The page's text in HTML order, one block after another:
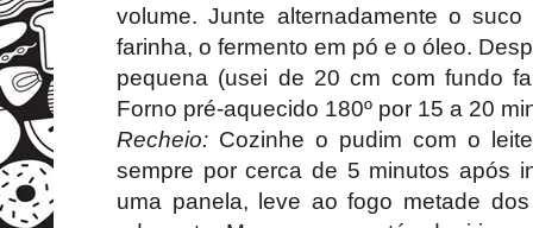
volume. Junte alternadamente o
farinha, o fermento em pó e o óleo.
pequena (usei de 20 cm com fundo
Forno pré-aquecido 180º por 15 a 20
Recheio: Cozinhe o pudim com o
sempre por cerca de 5 minutos após
uma panela, leve ao fogo metade